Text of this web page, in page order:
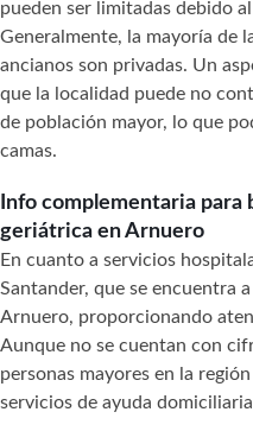
pueden ser limitadas debido
Generalmente, la mayoría de
ancianos son privadas. Un
que la localidad puede no
de población mayor, lo que
camas.
Info complementaria para
geriátrica en Arnuero
En cuanto a servicios
Santander, que se encuentra
Arnuero, proporcionando
Aunque no se cuentan con
personas mayores en la
servicios de ayuda